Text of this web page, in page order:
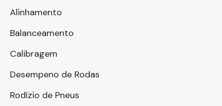
Alinhamento
Balanceamento
Calibragem
Desempeno de Rodas
Rodízio de Pneus